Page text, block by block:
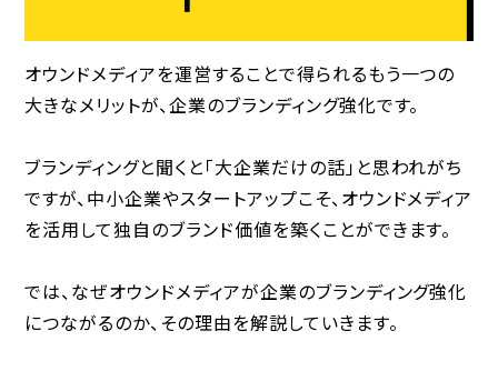
オウンドメディアを運営することで得られるもう一つの
大きなメリットが、企業のブランディング強化です。
ブランディングと聞くと「大企業だけの話」と思われがち
ですが、中小企業やスタートアップこそ、オウンドメディア
を活用して独自のブランド価値を築くことができます。
では、なぜオウンドメディアが企業のブランディング強化
につながるのか、その理由を解説していきます。